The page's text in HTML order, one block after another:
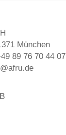
München
89 76 70 44 07